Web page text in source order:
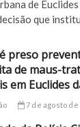
de Euclides
que
preso
de maus-
em Euclides
7 de agosto de